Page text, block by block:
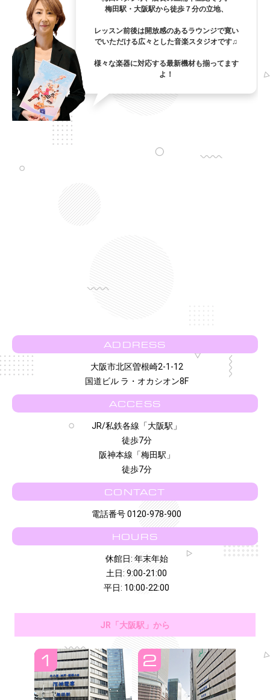
梅田駅・大阪駅から徒歩７分の立地、
レッスン前後は開放感のあるラウンジで寛い
でいただける広々とした音楽スタジオです♫
様々な楽器に対応する最新機材も揃ってます
よ！
ADDRESS
大阪市北区曽根崎2-1-12
国道ビル ラ・オカシオン8F
ACCESS
JR/私鉄各線「大阪駅」
徒歩7分
阪神本線「梅田駅」
徒歩7分
CONTACT
電話番号 0120-978-900
HOURS
休館日: 年末年始
土日: 9:00-21:00
平日: 10:00-22:00
JR「大阪駅」から